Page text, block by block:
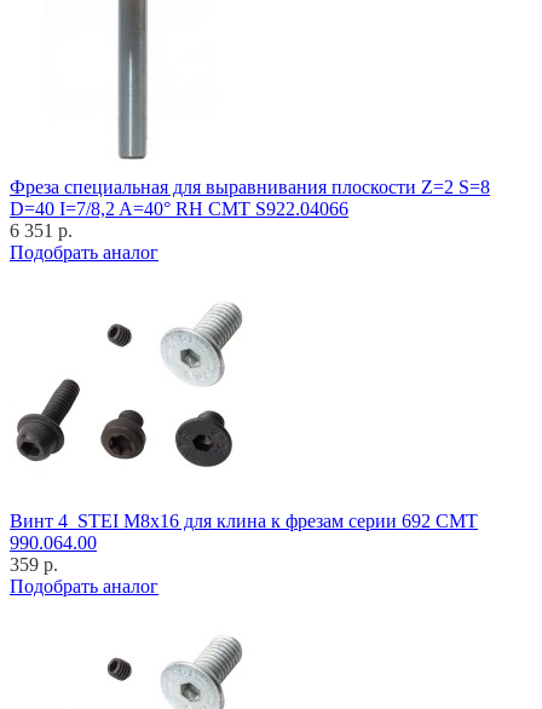
Фреза специальная для выравнивания плоскости Z=2 S=8
D=40 I=7/8,2 A=40° RH CMT S922.04066
6 351 р.
Подобрать аналог
Винт 4_STEI M8x16 для клина к фрезам серии 692 CMT
990.064.00
359 р.
Подобрать аналог